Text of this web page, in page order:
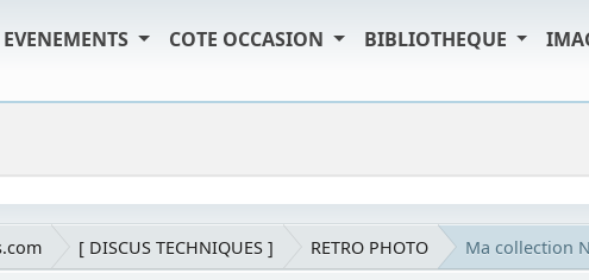
EVENEMENTS COTE OCCASION BIBLIOTHEQUE
[ DISCUS TECHNIQUES ] RETRO PHOTO Ma collection